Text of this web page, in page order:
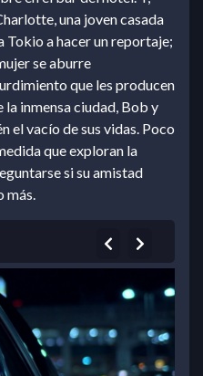
una joven casada
Tokio a hacer un reportaje;
se aburre
que les producen
la inmensa ciudad, Bob y
el vacío de sus vidas. Poco
que exploran la
si su amistad
más.
Previous